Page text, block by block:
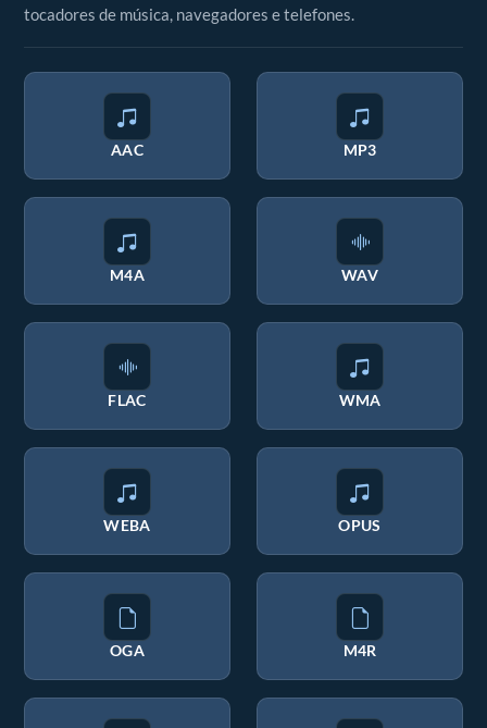
tocadores de música, navegadores e telefones.
AAC MP3
M4A WAV
FLAC WMA
WEBA OPUS
OGA M4R